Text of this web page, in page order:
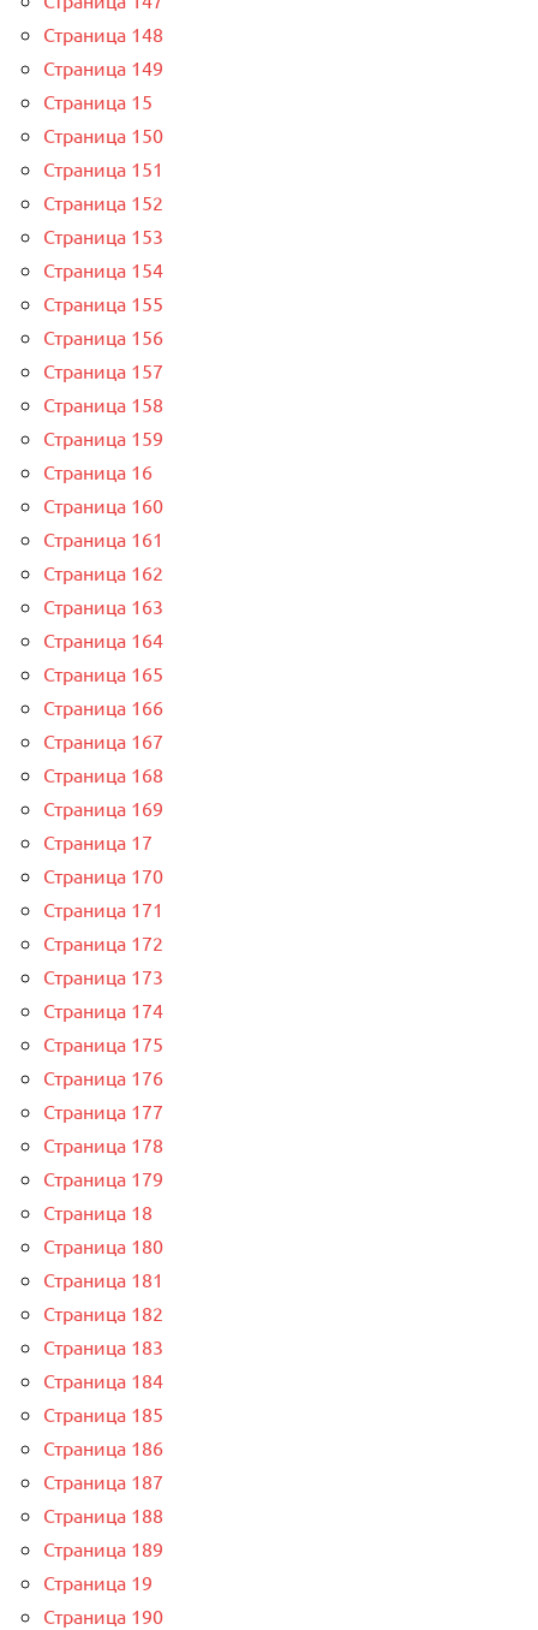
Страница 148
Страница 149
Страница 15
Страница 150
Страница 151
Страница 152
Страница 153
Страница 154
Страница 155
Страница 156
Страница 157
Страница 158
Страница 159
Страница 16
Страница 160
Страница 161
Страница 162
Страница 163
Страница 164
Страница 165
Страница 166
Страница 167
Страница 168
Страница 169
Страница 17
Страница 170
Страница 171
Страница 172
Страница 173
Страница 174
Страница 175
Страница 176
Страница 177
Страница 178
Страница 179
Страница 18
Страница 180
Страница 181
Страница 182
Страница 183
Страница 184
Страница 185
Страница 186
Страница 187
Страница 188
Страница 189
Страница 19
Страница 190